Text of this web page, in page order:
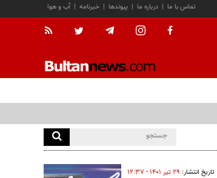
آب و هوا | خبرنامه | پیوندها | درباره ما | تماس با ما
تاریخ انتشار: ۲۹ تير ۱۴۰۱ - ۱۲:۳۷